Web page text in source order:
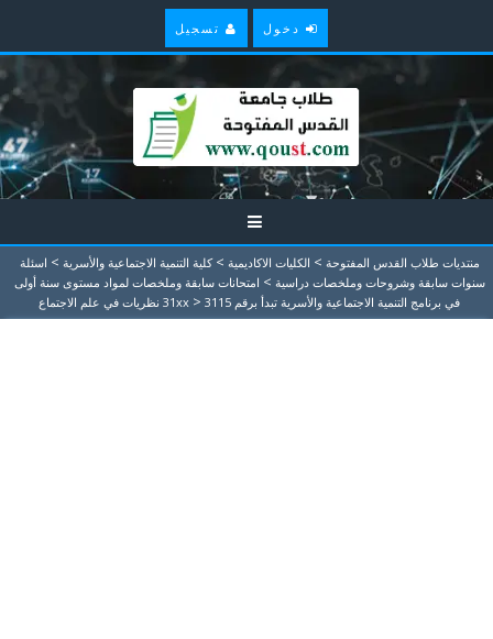
دخول تسجيل
منتديات طلاب القدس المفتوحة > الكليات الاكاديمية > كلية التنمية الاجتماعية والأسرية > اسئلة
سنوات سابقة وشروحات وملخصات دراسية > امتحانات سابقة وملخصات لمواد مستوى سنة أولى
في برنامج التنمية الاجتماعية والأسرية تبدأ برقم 31xx
> 3115 نظريات في علم الاجتماع